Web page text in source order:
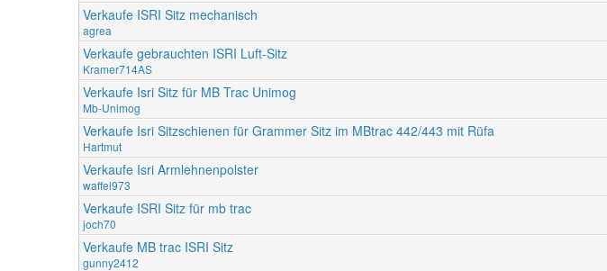
Verkaufe ISRI Sitz mechanisch
agrea
Verkaufe gebrauchten ISRI Luft-Sitz
Kramer714AS
Verkaufe Isri Sitz für MB Trac Unimog
Mb-Unimog
Verkaufe Isri Sitzschienen für Grammer Sitz im MBtrac 442/443 mit Rüfa
Hartmut
Verkaufe Isri Armlehnenpolster
waffel973
Verkaufe ISRI Sitz für mb trac
joch70
Verkaufe MB trac ISRI Sitz
gunny2412